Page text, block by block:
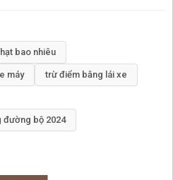
bao nhiêu
máy trừ điểm bằng lái xe
đường bộ 2024